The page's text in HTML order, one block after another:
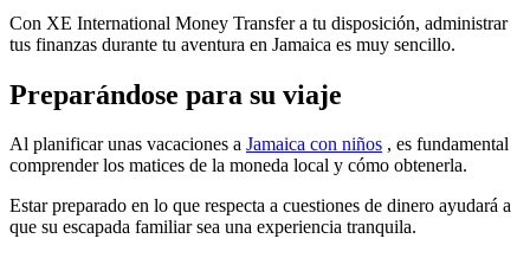
Con XE International Money Transfer a tu disposición, administrar
tus finanzas durante tu aventura en Jamaica es muy sencillo.
Preparándose para su viaje
Al planificar unas vacaciones a Jamaica con niños , es fundamental
comprender los matices de la moneda local y cómo obtenerla.
Estar preparado en lo que respecta a cuestiones de dinero ayudará a
que su escapada familiar sea una experiencia tranquila.